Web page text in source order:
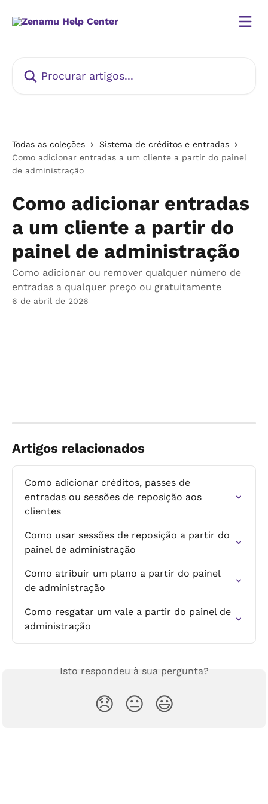
Todas as coleções
Sistema de créditos e entradas
Como adicionar entradas a um cliente a partir do painel
de administração
Como adicionar entradas
a um cliente a partir do
painel de administração
Como adicionar ou remover qualquer número de
entradas a qualquer preço ou gratuitamente
6 de abril de 2026
Artigos relacionados
Como adicionar créditos, passes de
entradas ou sessões de reposição aos
clientes
Como usar sessões de reposição a partir do
painel de administração
Como atribuir um plano a partir do painel
de administração
Como resgatar um vale a partir do painel de
administração
Isto respondeu à sua pergunta?
😞 😐 😃